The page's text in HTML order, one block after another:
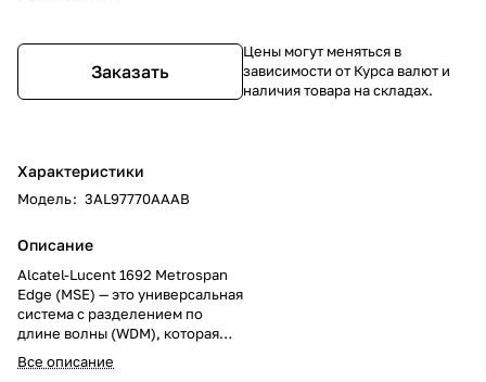
Заказать
Характеристики
Модель: 3AL97770AAAB
Описание
Alcatel-Lucent 1692 Metrospan
Edge (MSE) — это универсальная
система с разделением по
длине волны (WDM), которая
предлагает экономически
эффективное решение для
Все описание
Цены могут меняться в
зависимости от Курса валют и
наличия товара на складах.